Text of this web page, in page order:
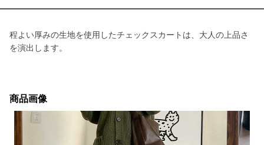
程よい厚みの生地を使用したチェックスカートは、大人の上品さ
を演出します。
商品画像